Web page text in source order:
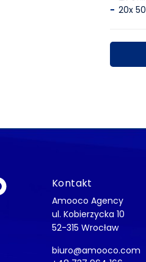
20x
Kontakt
Amooco Agency
ul. Kobierzycka 10
52-315 Wrocław
biuro@amooco.com